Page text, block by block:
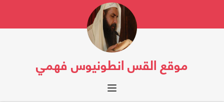
موقع القس انطونيوس فهمي
Toggle navigation